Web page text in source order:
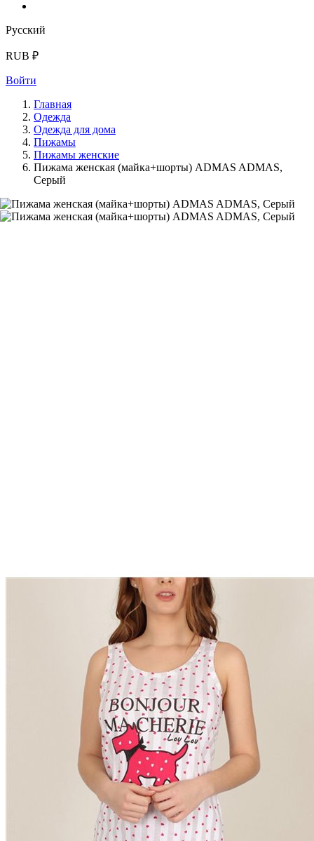
Русский
RUB ₽
Войти
Главная
Одежда
Одежда для дома
Пижамы
Пижамы женские
Пижама женская (майка+шорты) ADMAS ADMAS,
Серый